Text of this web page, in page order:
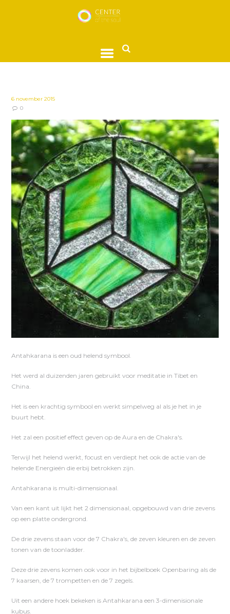
6 november 2015
0
Antahkarana is een oud helend symbool.
Het werd al duizenden jaren gebruikt voor meditatie in Tibet en
China.
Het is een krachtig symbool en werkt simpelweg al als je het in je
buurt hebt.
Het zal een positief effect geven op de Aura en de Chakra's.
Terwijl het helend werkt, focust en verdiept het ook de actie van de
helende Energieën die erbij betrokken zijn.
Antahkarana is multi-dimensionaal.
Van een kant uit lijkt het 2 dimensionaal, opgebouwd van drie zevens
op een platte ondergrond.
De drie zevens staan voor de 7 Chakra's, de zeven kleuren en de zeven
tonen van de toonladder.
Deze drie zevens komen ook voor in het bijbelboek Openbaring als de
7 kaarsen, de 7 trompetten en de 7 zegels.
Uit een andere hoek bekeken is Antahkarana een 3-dimenisionale
kubus.